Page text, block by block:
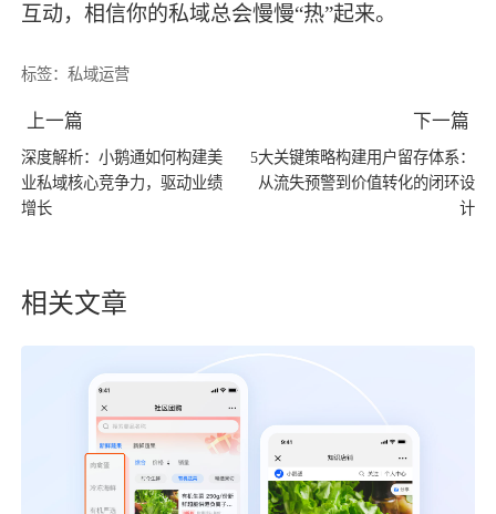
互动，相信你的私域总会慢慢“热”起来。
标签：私域运营
上一篇
深度解析：小鹅通如何构建美
业私域核心竞争力，驱动业绩
增长
下一篇
5大关键策略构建用户留存体系：
从流失预警到价值转化的闭环设
计
相关文章